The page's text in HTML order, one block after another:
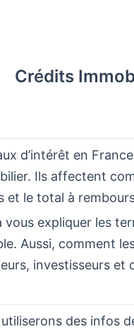
Crédits
d’intérêt en
Ils affectent
et le total à
vous expliquer les
Aussi, comment
investisseurs et
des infos